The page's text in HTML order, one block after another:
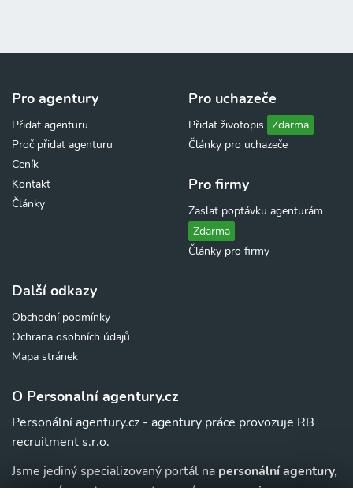
Pro agentury
Přidat agenturu
Proč přidat agenturu
Ceník
Kontakt
Články
Pro uchazeče
Přidat životopis Zdarma
Články pro uchazeče
Pro firmy
Zaslat poptávku agenturám
Zdarma
Články pro firmy
Další odkazy
Obchodní podmínky
Ochrana osobních údajů
Mapa stránek
O Personalní agentury.cz
Personální agentury.cz - agentury práce provozuje RB
recruitment s.r.o.
Jsme jediný specializovaný portál na personální agentury,
pracovní agentury, agentury práce a au-pairagentury v